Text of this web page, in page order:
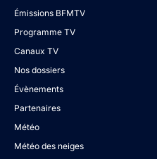
Émissions BFMTV
Programme TV
Canaux TV
Nos dossiers
Évènements
Partenaires
Météo
Météo des neiges